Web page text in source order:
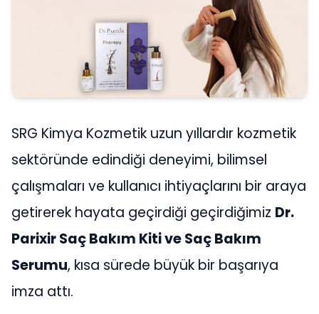
SRG Kimya Kozmetik uzun yıllardır kozmetik
sektöründe edindiği deneyimi, bilimsel
çalışmaları ve kullanıcı ihtiyaçlarını bir araya
getirerek hayata geçirdiği geçirdiğimiz Dr.
ParixirSaç Bakım Kiti ve Saç Bakım
Serumu, kısa sürede büyük bir başarıya
imza attı.